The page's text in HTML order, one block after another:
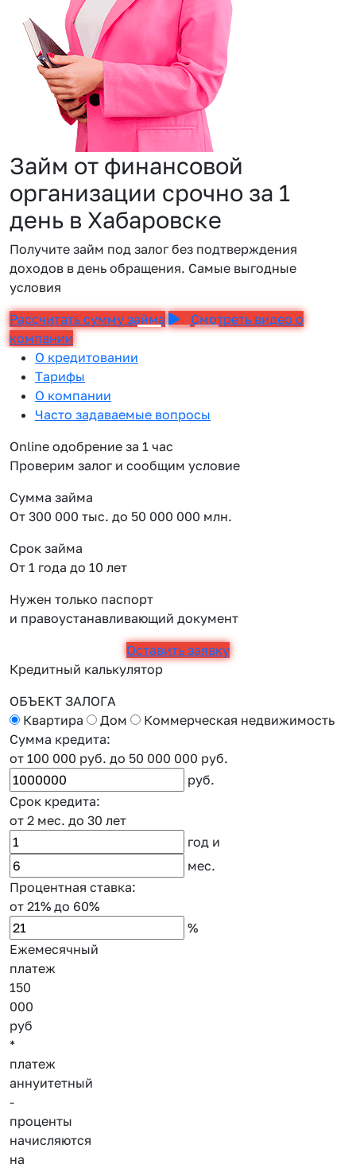
Займ от финансовой
организации срочно за 1
день в Хабаровске
Получите займ под залог без подтверждения
доходов в день обращения. Самые выгодные
условия
Рассчитать сумму займа
Смотреть видео о
компании
О кредитовании
Тарифы
О компании
Часто задаваемые вопросы
Online одобрение за 1 час
Проверим залог и сообщим условие
Сумма займа
От 300 000 тыс. до 50 000 000 млн.
Срок займа
От 1 года до 10 лет
Нужен только паспорт
и правоустанавливающий документ
Оставить заявку
Кредитный калькулятор
ОБЪЕКТ ЗАЛОГА
Квартира
Дом
Коммерческая недвижимость
Сумма кредита:
от 100 000 руб. до 50 000 000 руб.
руб.
Срок кредита:
от 2 мес. до 30 лет
год и
мес.
Процентная ставка:
от 21% до 60%
%
Ежемесячный
платеж
150
000
руб
*
платеж
аннуитетный
-
проценты
начисляются
на